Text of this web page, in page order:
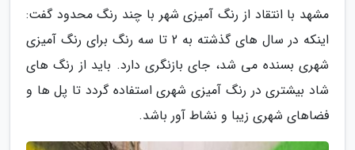
مشهد با انتقاد از رنگ آمیزی شهر با چند رنگ محدود گفت:
اینکه در سال های گذشته به 2 تا سه رنگ برای رنگ آمیزی
شهری بسنده می شد، جای بازنگری دارد. باید از رنگ های
شاد بیشتری در رنگ آمیزی شهری استفاده گردد تا پل ها و
فضاهای شهری زیبا و نشاط آور باشد.